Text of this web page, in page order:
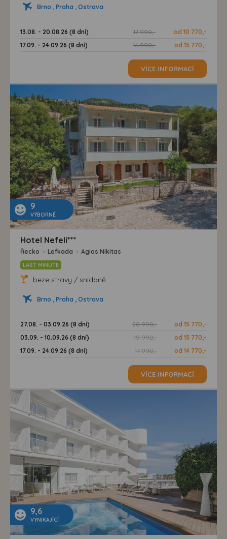
Brno , Praha , Ostrava
13.08. - 20.08.26 (8 dní) 17 990,-
od 10 770,-
17.09. - 24.09.26 (8 dní)
16 990,- od 15 770,-
VÍCE INFORMACÍ
9
VÝBORNÉ
Hotel Nefeli***
Řecko > Lefkada > Agios Nikitas
LAST MINUTE
beze stravy / snídaně
Brno , Praha , Ostrava
27.08. - 03.09.26 (8 dní) 20 990,-
od 15 770,-
03.09. - 10.09.26 (8 dní)
19 990,-
od 15 770,-
17.09. - 24.09.26 (8 dní)
17 990,- od 14 770,-
VÍCE INFORMACÍ
9,6
VYNIKAJÍCÍ